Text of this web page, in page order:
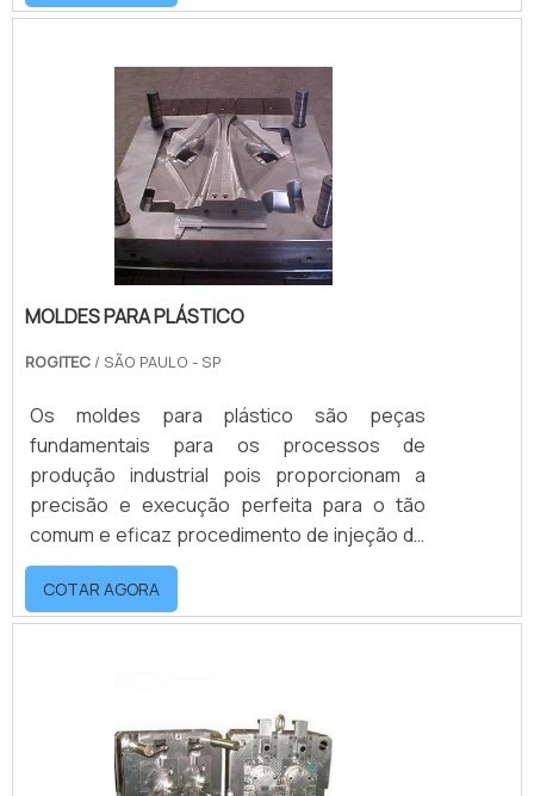
específicas.Informações adicionaisAs
não seriadas podem disponibilizar produtos
Entre outras. É importante buscar algumas
características quando se .
MOLDES PARA PLÁSTICO
ROGITEC / SÃO PAULO - SP
Os moldes para plástico são peças
fundamentais para os processos de
produção industrial pois proporcionam a
precisão e execução perfeita para o tão
comum e eficaz procedimento de injeção de
plásticos. Capazes de atender a diferentes
segmentos e demandas, como o
automobilístico por exemplo, os moldes de
necessidade, além de serem peças: Muito
resistentes; Com alta durabilidade. Com um
custo-benefício atraente; Uso fác.
COTAR AGORA